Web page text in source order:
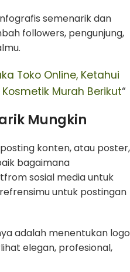
semenarik dan
followers, pengunjung,
Toko Online, Ketahui
Murah Berikut“
Mungkin
konten, atau poster,
bagaimana
sosial media untuk
untuk postingan
adalah menentukan logo
elegan, profesional,